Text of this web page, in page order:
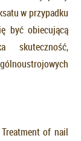
w przypadku
być obiecującą
skuteczność,
Treatment of nail